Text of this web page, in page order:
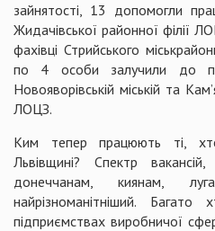
зайнятості, 13 допомогли
Жидачівської районної філії
фахівці Стрийського
по 4 особи залучили до
Новояворівській міській та
ЛОЦЗ.
Ким тепер працюють ті,
Львівщині? Спектр вакансій,
донеччанам, киянам,
найрізноманітніший.
підприємствах виробничої